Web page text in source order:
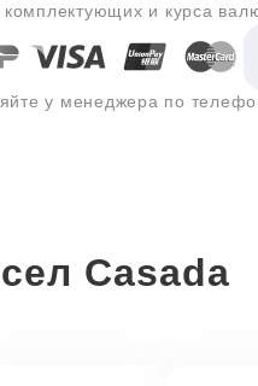
и курса
у менеджера по
Casada